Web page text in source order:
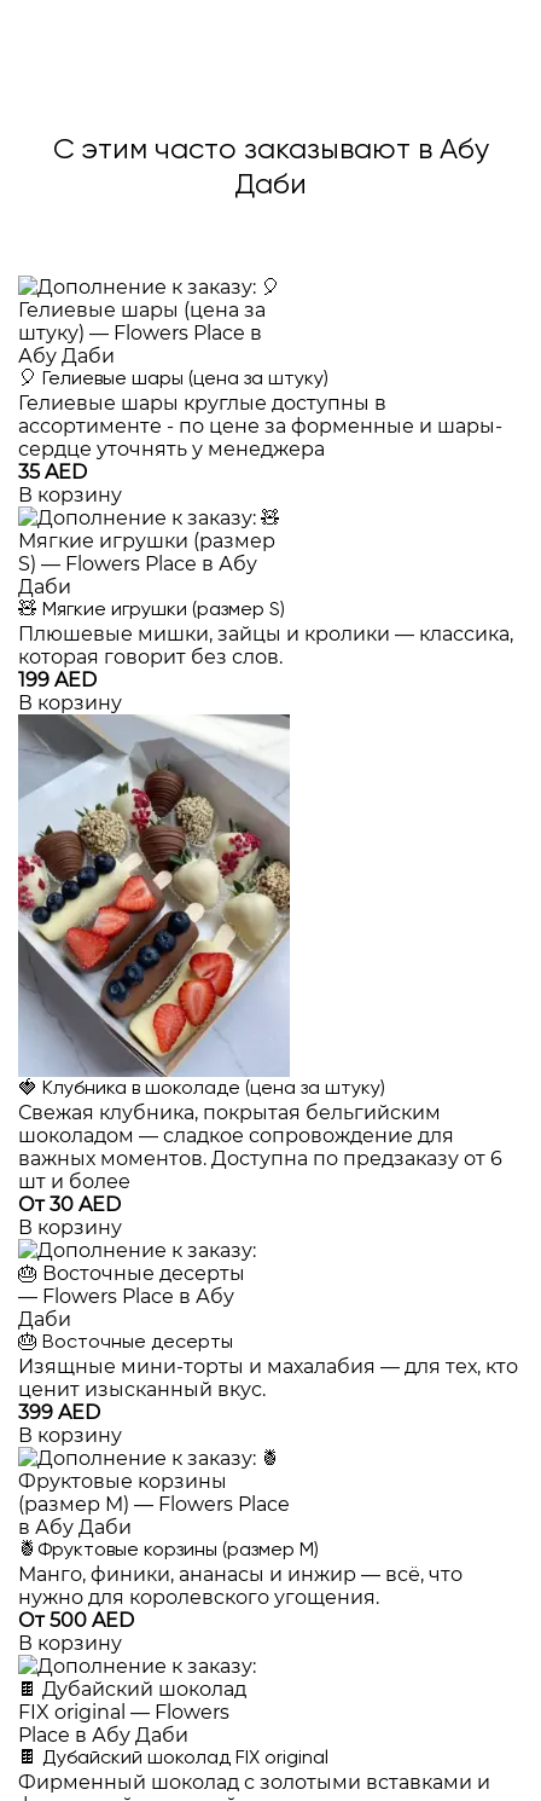
С этим часто заказывают в Абу
Даби
🎈 Гелиевые шары (цена за штуку)
Гелиевые шары круглые доступны в
ассортименте - по цене за форменные и шары-
сердце уточнять у менеджера
35 AED
В корзину
🧸 Мягкие игрушки (размер S)
Плюшевые мишки, зайцы и кролики — классика,
которая говорит без слов.
199 AED
В корзину
🍓 Клубника в шоколаде (цена за штуку)
Свежая клубника, покрытая бельгийским
шоколадом — сладкое сопровождение для
важных моментов. Доступна по предзаказу от 6
шт и более
От 30 AED
В корзину
🎂 Восточные десерты
Изящные мини-торты и махалабия — для тех, кто
ценит изысканный вкус.
399 AED
В корзину
🍍Фруктовые корзины (размер M)
Манго, финики, ананасы и инжир — всё, что
нужно для королевского угощения.
От 500 AED
В корзину
🍫 Дубайский шоколад FIX original
Фирменный шоколад с золотыми вставками и